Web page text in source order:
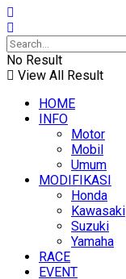
No Result
View All Result
HOME
INFO
Motor
Mobil
Umum
MODIFIKASI
Honda
Kawasaki
Suzuki
Yamaha
RACE
EVENT